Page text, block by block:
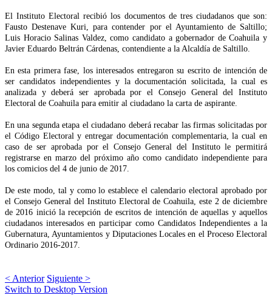
El Instituto Electoral recibió los documentos de tres ciudadanos que son:
Fausto Destenave Kuri, para contender por el Ayuntamiento de Saltillo;
Luis Horacio Salinas Valdez, como candidato a gobernador de Coahuila y
Javier Eduardo Beltrán Cárdenas, contendiente a la Alcaldía de Saltillo.
En esta primera fase, los interesados entregaron su escrito de intención de
ser candidatos independientes y la documentación solicitada, la cual es
analizada y deberá ser aprobada por el Consejo General del Instituto
Electoral de Coahuila para emitir al ciudadano la carta de aspirante.
En una segunda etapa el ciudadano deberá recabar las firmas solicitadas por
el Código Electoral y entregar documentación complementaria, la cual en
caso de ser aprobada por el Consejo General del Instituto le permitirá
registrarse en marzo del próximo año como candidato independiente para
los comicios del 4 de junio de 2017.
De este modo, tal y como lo establece el calendario electoral aprobado por
el Consejo General del Instituto Electoral de Coahuila, este 2 de diciembre
de 2016 inició la recepción de escritos de intención de aquellas y aquellos
ciudadanos interesados en participar como Candidatos Independientes a la
Gubernatura, Ayuntamientos y Diputaciones Locales en el Proceso Electoral
Ordinario 2016-2017.
< Anterior Siguiente >
Switch to Desktop Version